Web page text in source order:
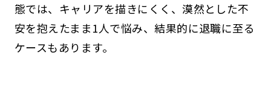
態では、キャリアを描きにくく、漠然とした不
安を抱えたまま1人で悩み、結果的に退職に至る
ケースもあります。